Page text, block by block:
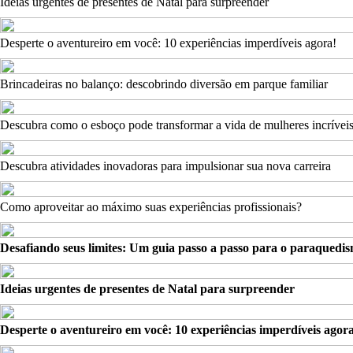
Desperte o aventureiro em você: 10 experiências imperdíveis agora!
Brincadeiras no balanço: descobrindo diversão em parque familiar
Descubra como o esboço pode transformar a vida de mulheres incríveis
Descubra atividades inovadoras para impulsionar sua nova carreira
Como aproveitar ao máximo suas experiências profissionais?
Desafiando seus limites: Um guia passo a passo para o
Ideias urgentes de presentes de Natal para surpreender
Desperte o aventureiro em você: 10 experiências imperdíveis